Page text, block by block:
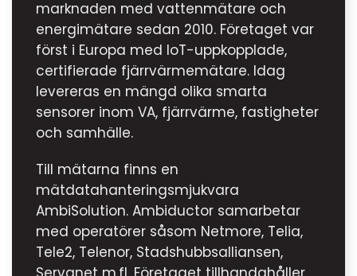
marknaden med vattenmätare och
energimätare sedan 2010. Företaget var
först i Europa med IoT-uppkopplade,
certifierade fjärrvärmemätare. Idag
levereras en mängd olika smarta
sensorer inom VA, fjärrvärme, fastigheter
och samhälle.
Till mätarna finns en
mätdatahanteringsmjukvara
AmbiSolution. Ambiductor samarbetar
med operatörer såsom Netmore, Telia,
Tele2, Telenor, Stadshubbsalliansen,